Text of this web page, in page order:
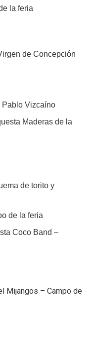
la feria
de Concepción
Pablo Vizcaíno
Maderas de la
de torito y
de la feria
Coco Band –
Mijangos – Campo de